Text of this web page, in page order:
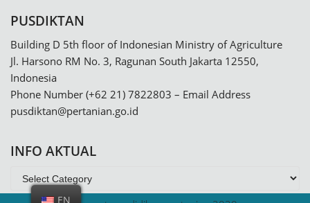
PUSDIKTAN
Building D 5th floor of Indonesian Ministry of Agriculture
Jl. Harsono RM No. 3, Ragunan South Jakarta 12550,
Indonesia
Phone Number (+62 21) 7822803 – Email Address
pusdiktan@pertanian.go.id
INFO AKTUAL
EN